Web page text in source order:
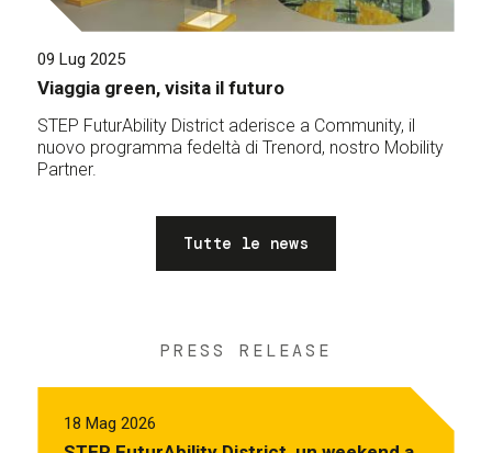
09 Lug 2025
Viaggia green, visita il futuro
STEP FuturAbility District aderisce a Community, il
nuovo programma fedeltà di Trenord, nostro Mobility
Partner.
Tutte le news
PRESS RELEASE
18 Mag 2026